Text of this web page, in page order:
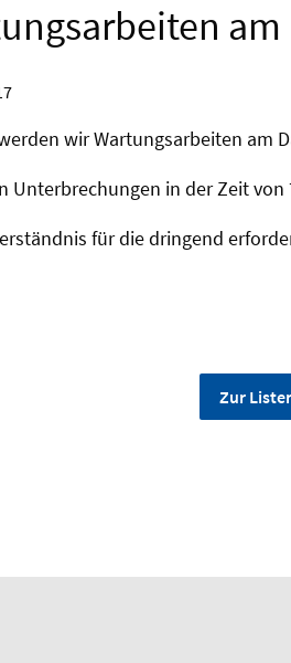
wir Wartungsarbeiten am
Unterbrechungen in der Zeit von
für die dringend
Zur